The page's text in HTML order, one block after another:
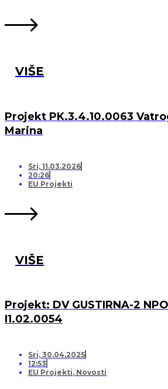
VIŠE
Projekt PK.3.4.10.0063
Marina
Sri, 11.03.2026
20:26
EU Projekti
VIŠE
Projekt: DV GUSTIRNA-2
I1.02.0054
Sri, 30.04.2025
12:53
EU Projekti, Novosti